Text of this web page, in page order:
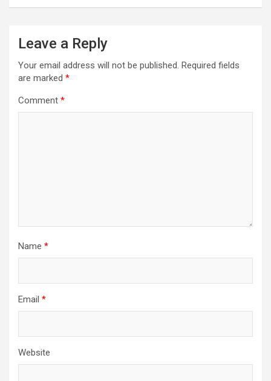
Leave a Reply
Your email address will not be published. Required fields
are marked *
Comment *
Name *
Email *
Website